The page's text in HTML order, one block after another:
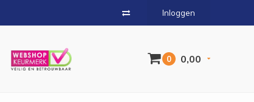
Inloggen
0 0,00